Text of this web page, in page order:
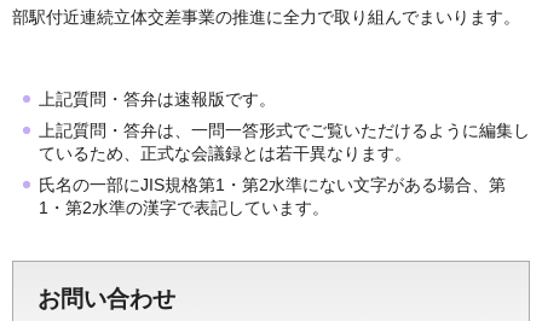
部駅付近連続立体交差事業の推進に全力で取り組んでまいります。
上記質問・答弁は速報版です。
上記質問・答弁は、一問一答形式でご覧いただけるように編集し
ているため、正式な会議録とは若干異なります。
氏名の一部にJIS規格第1・第2水準にない文字がある場合、第
1・第2水準の漢字で表記しています。
お問い合わせ